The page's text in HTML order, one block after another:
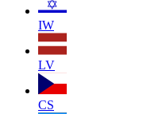
IW
LV
CS